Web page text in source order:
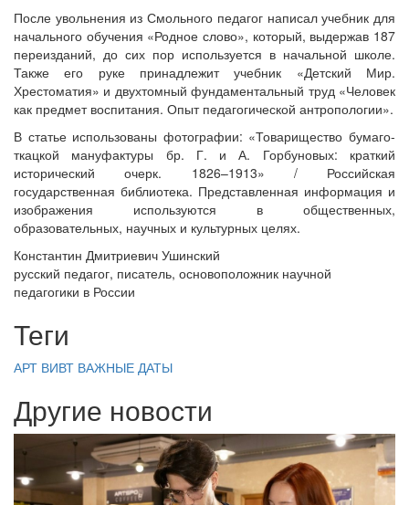
После увольнения из Смольного педагог написал учебник для
начального обучения «Родное слово», который, выдержав 187
переизданий, до сих пор используется в начальной школе.
Также его руке принадлежит учебник «Детский Мир.
Хрестоматия» и двухтомный фундаментальный труд «Человек
как предмет воспитания. Опыт педагогической антропологии».
В статье использованы фотографии: «Товарищество бумаго-
ткацкой мануфактуры бр. Г. и А. Горбуновых: краткий
исторический очерк. 1826–1913» / Российская
государственная библиотека. Представленная информация и
изображения используются в общественных,
образовательных, научных и культурных целях.
Константин Дмитриевич Ушинский
русский педагог, писатель, основоположник научной
педагогики в России
Теги
АРТ ВИВТ ВАЖНЫЕ ДАТЫ
Другие новости